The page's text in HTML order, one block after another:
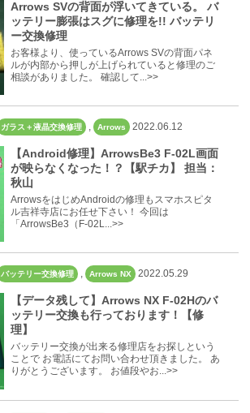
Arrows SVの背面が浮いてきている。 バ
ッテリー膨張はスグに修理を!! バッテリ
ー交換修理
お客様より、使っているArrows SVの背面パネ
ルが内部から押しが上げられていると修理のご
相談がありました。 確認して...>>
ガラス＋液晶交換修理 , Arrows 2022.06.12
【Android修理】ArrowsBe3 F-02L画面
が映らなくなった！？【駅チカ】 担当：
秋山
ArrowsをはじめAndroidの修理もスマホスピタ
ル吉祥寺店にお任せ下さい！ 今回は
「ArrowsBe3（F-02L...>>
バッテリー交換修理 , Arrows NX 2022.05.29
【データ残して】Arrows NX F-02Hのバ
ッテリー交換も行っております！【修
理】
バッテリー交換が出来る修理店をお探しという
ことで お電話にてお問い合わせ頂きました。 あ
りがとうございます。 お値段やお...>>